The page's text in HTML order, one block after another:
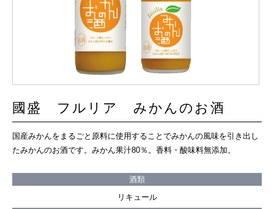
國盛 フルリア みかんのお酒
国産みかんをまるごと原料に使用することでみかんの風味を引き出し
たみかんのお酒です。みかん果汁80％。香料・酸味料無添加。
酒類
リキュール